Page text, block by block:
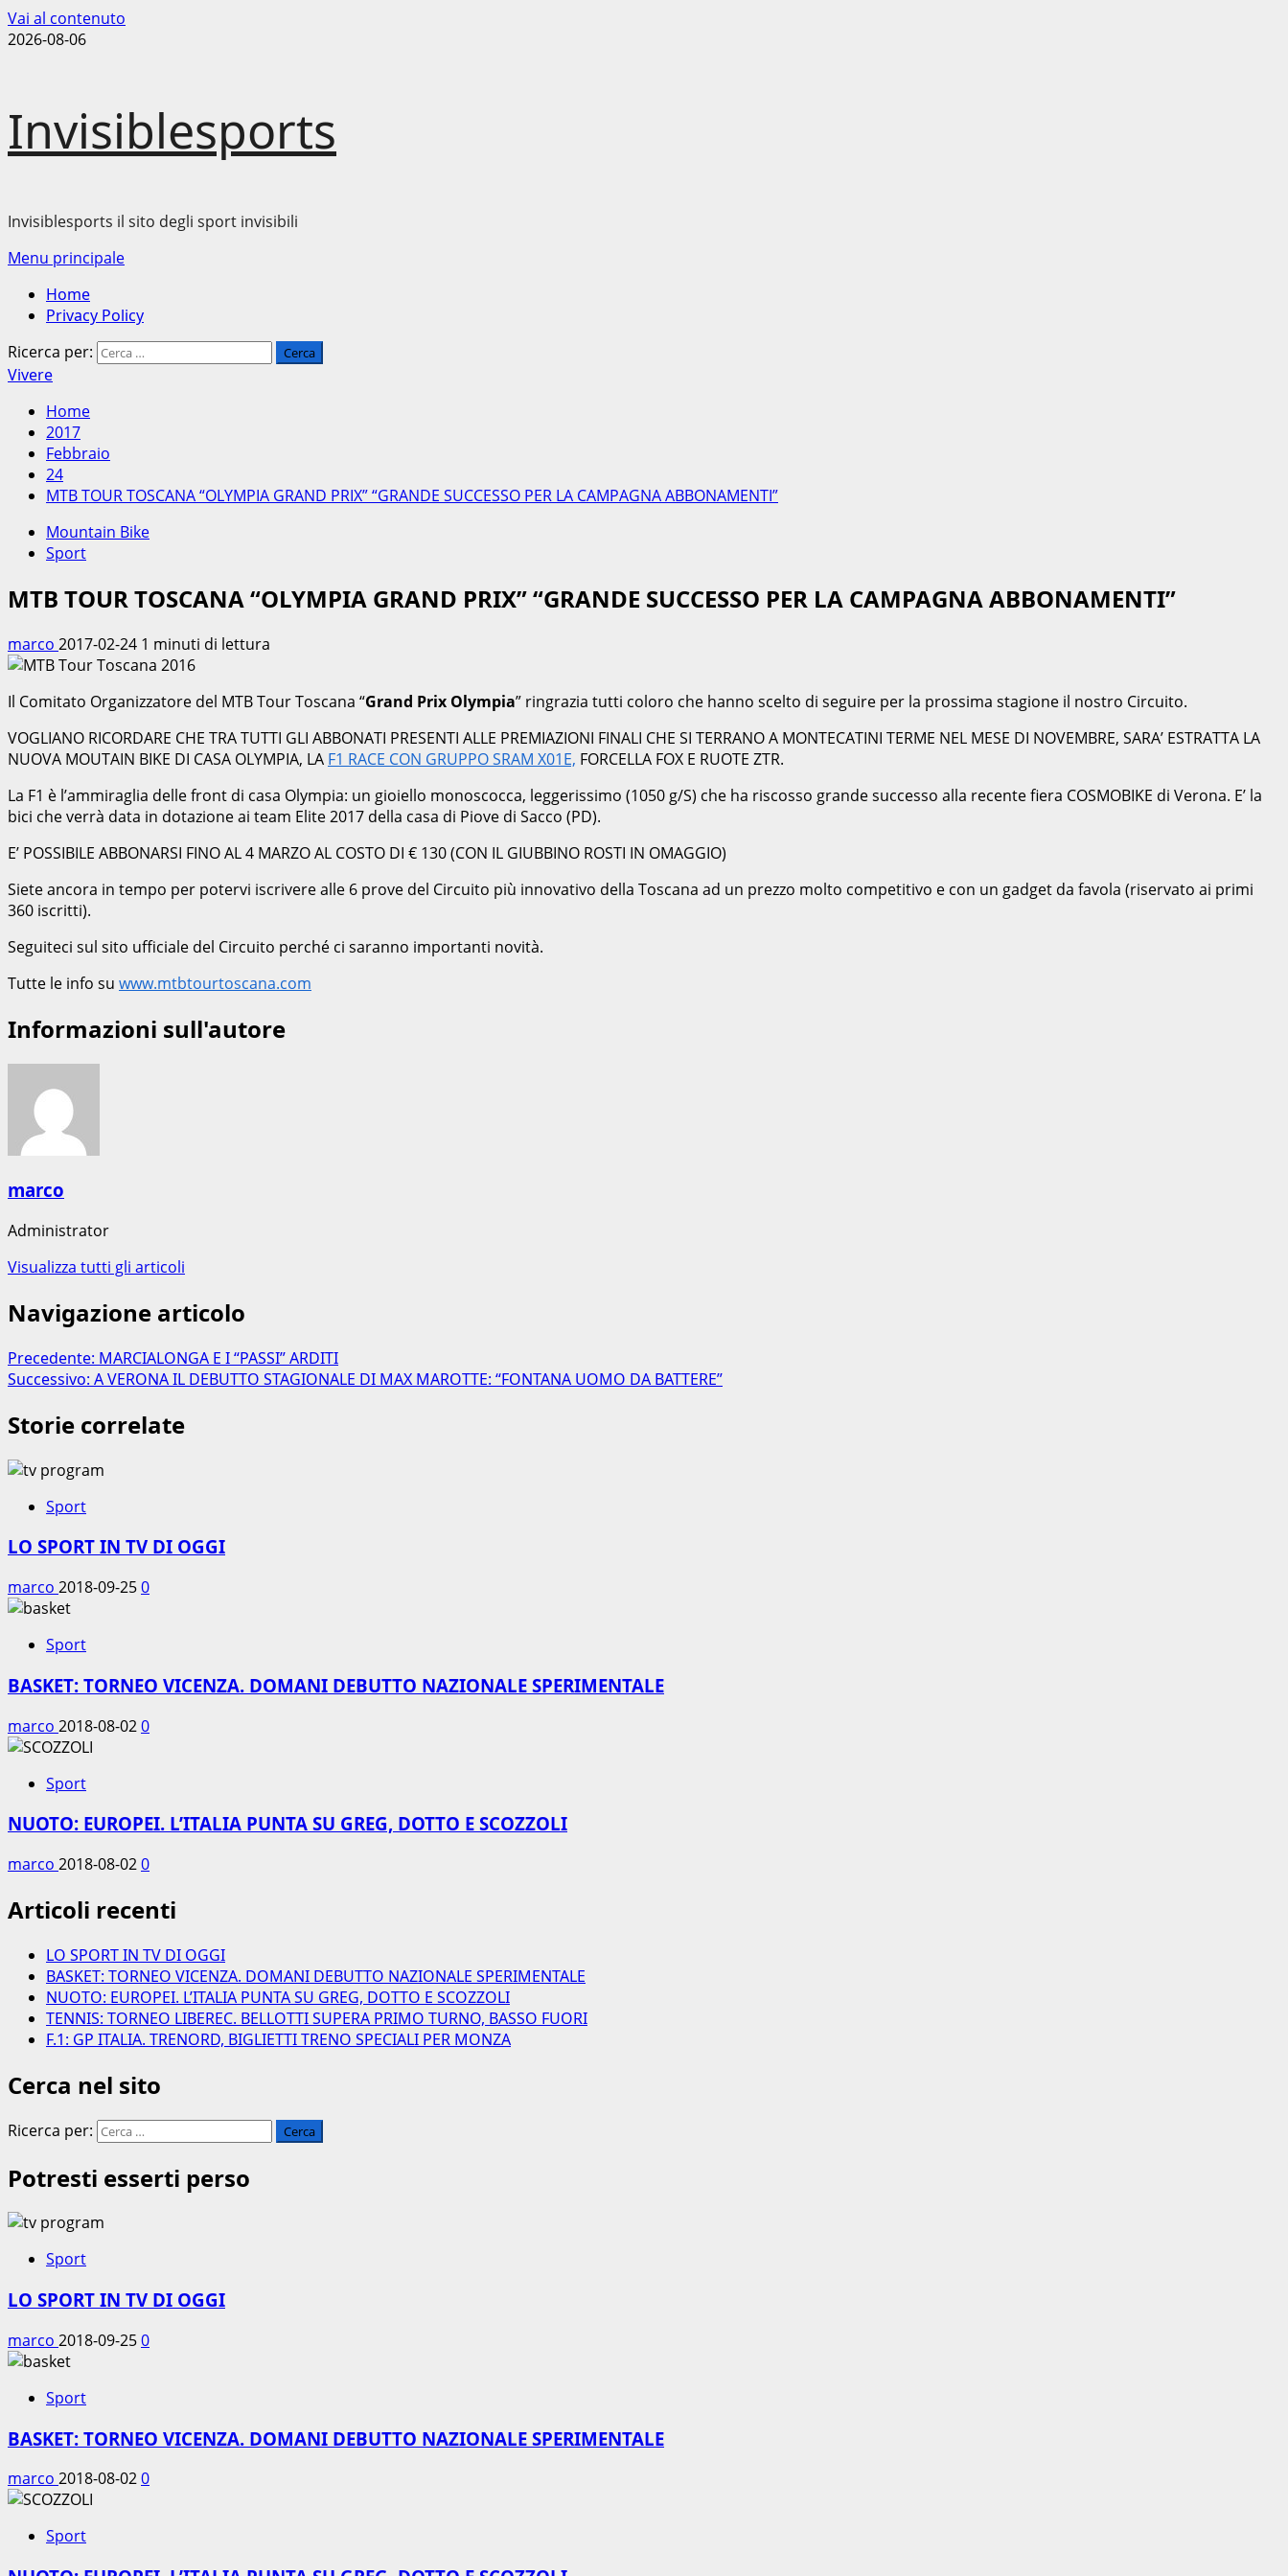
Vai al contenuto
2026-08-06
Invisiblesports
Invisiblesports il sito degli sport invisibili
Menu principale
Home
Privacy Policy
Ricerca per:
Vivere
Home
2017
Febbraio
24
MTB TOUR TOSCANA “OLYMPIA GRAND PRIX” “GRANDE SUCCESSO PER LA CAMPAGNA ABBONAMENTI”
Mountain Bike
Sport
MTB TOUR TOSCANA “OLYMPIA GRAND PRIX” “GRANDE SUCCESSO PER LA CAMPAGNA ABBONAMENTI”
marco 2017-02-24 1 minuti di lettura
Il Comitato Organizzatore del MTB Tour Toscana “Grand Prix Olympia” ringrazia tutti coloro che hanno scelto di seguire per la prossima stagione il nostro Circuito.
VOGLIANO RICORDARE CHE TRA TUTTI GLI ABBONATI PRESENTI ALLE PREMIAZIONI FINALI CHE SI TERRANO A MONTECATINI TERME NEL MESE DI NOVEMBRE, SARA’ ESTRATTA LA
NUOVA MOUTAIN BIKE DI CASA OLYMPIA, LA F1 RACE CON GRUPPO SRAM X01E, FORCELLA FOX E RUOTE ZTR.
La F1 è l’ammiraglia delle front di casa Olympia: un gioiello monoscocca, leggerissimo (1050 g/S) che ha riscosso grande successo alla recente fiera COSMOBIKE di Verona. E’ la
bici che verrà data in dotazione ai team Elite 2017 della casa di Piove di Sacco (PD).
E’ POSSIBILE ABBONARSI FINO AL 4 MARZO AL COSTO DI € 130 (CON IL GIUBBINO ROSTI IN OMAGGIO)
Siete ancora in tempo per potervi iscrivere alle 6 prove del Circuito più innovativo della Toscana ad un prezzo molto competitivo e con un gadget da favola (riservato ai primi
360 iscritti).
Seguiteci sul sito ufficiale del Circuito perché ci saranno importanti novità.
Tutte le info su www.mtbtourtoscana.com
Informazioni sull'autore
marco
Administrator
Visualizza tutti gli articoli
Navigazione articolo
Precedente: MARCIALONGA E I “PASSI” ARDITI
Successivo: A VERONA IL DEBUTTO STAGIONALE DI MAX MAROTTE: “FONTANA UOMO DA BATTERE”
Storie correlate
Sport
LO SPORT IN TV DI OGGI
marco 2018-09-250
Sport
BASKET: TORNEO VICENZA. DOMANI DEBUTTO NAZIONALE SPERIMENTALE
marco 2018-08-020
Sport
NUOTO: EUROPEI. L’ITALIA PUNTA SU GREG, DOTTO E SCOZZOLI
marco 2018-08-020
Articoli recenti
LO SPORT IN TV DI OGGI
BASKET: TORNEO VICENZA. DOMANI DEBUTTO NAZIONALE SPERIMENTALE
NUOTO: EUROPEI. L’ITALIA PUNTA SU GREG, DOTTO E SCOZZOLI
TENNIS: TORNEO LIBEREC. BELLOTTI SUPERA PRIMO TURNO, BASSO FUORI
F.1: GP ITALIA. TRENORD, BIGLIETTI TRENO SPECIALI PER MONZA
Cerca nel sito
Ricerca per:
Potresti esserti perso
Sport
LO SPORT IN TV DI OGGI
marco 2018-09-250
Sport
BASKET: TORNEO VICENZA. DOMANI DEBUTTO NAZIONALE SPERIMENTALE
marco 2018-08-020
Sport